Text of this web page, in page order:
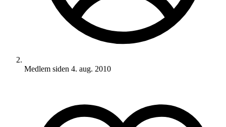
Medlem siden 4. aug. 2010